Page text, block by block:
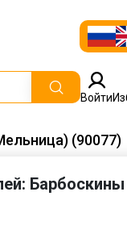
Войти
(90077)
Барбоскины